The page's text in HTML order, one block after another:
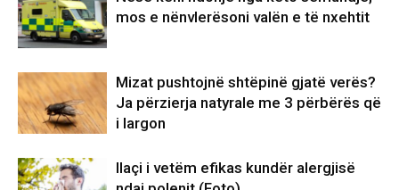
mos e nënvlerësoni valën e të nxehtit
Mizat pushtojnë shtëpinë gjatë verës?
Ja përzierja natyrale me 3 përbërës që
i largon
Ilaçi i vetëm efikas kundër alergjisë